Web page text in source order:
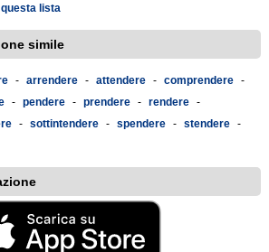
lista
simile
- arrendere - attendere - comprendere -
- pendere - prendere - rendere -
- sottintendere - spendere - stendere -